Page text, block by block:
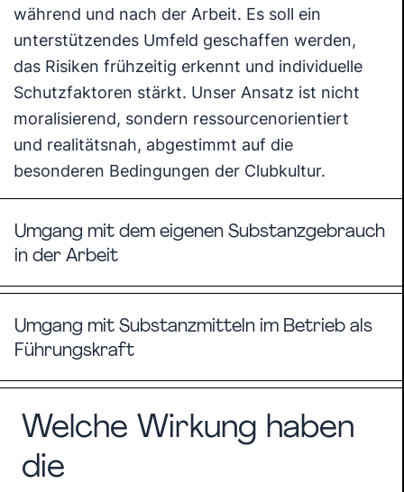
während und nach der Arbeit. Es soll ein
unterstützendes Umfeld geschaffen werden,
das Risiken frühzeitig erkennt und individuelle
Schutzfaktoren stärkt. Unser Ansatz ist nicht
moralisierend, sondern ressourcenorientiert
und realitätsnah, abgestimmt auf die
besonderen Bedingungen der Clubkultur.
Umgang mit dem eigenen Substanzgebrauch
in der Arbeit
Umgang mit Substanzmitteln im Betrieb als
Führungskraft
Welche Wirkung haben
die